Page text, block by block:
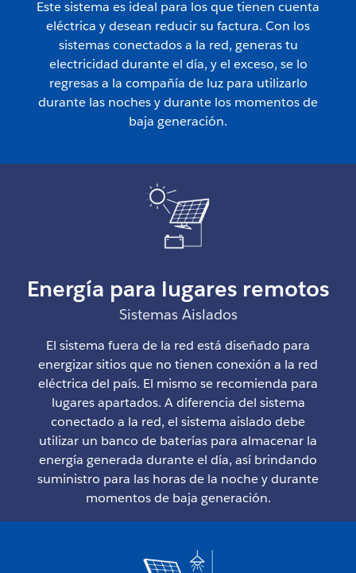
Este sistema es ideal para los que tienen cuenta
eléctrica y desean reducir su factura. Con los
sistemas conectados a la red, generas tu
electricidad durante el día, y el exceso, se lo
regresas a la compañía de luz para utilizarlo
durante las noches y durante los momentos de
baja generación.
Energía para lugares remotos
Sistemas Aislados
El sistema fuera de la red está diseñado para
energizar sitios que no tienen conexión a la red
eléctrica del país. El mismo se recomienda para
lugares apartados. A diferencia del sistema
conectado a la red, el sistema aislado debe
utilizar un banco de baterías para almacenar la
energía generada durante el día, así brindando
suministro para las horas de la noche y durante
momentos de baja generación.